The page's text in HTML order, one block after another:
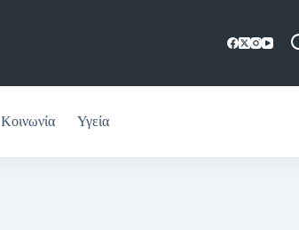
Κοινωνία Υγεία